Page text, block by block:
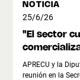
NOTICIA
25/6/26
"El sector
APRECU y la
reunión en la